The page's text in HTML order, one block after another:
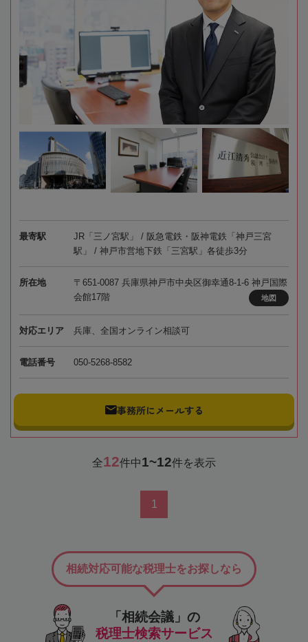
最寄駅
JR「三ノ宮駅」 / 阪急電鉄・阪神電鉄「神戸三宮
駅」 / 神戸市営地下鉄「三宮駅」各徒歩3分
所在地
〒651-0087 兵庫県神戸市中央区御幸通8-1-6 神戸国際
会館17階
地図
対応エリア 兵庫、全国オンライン相談可
電話番号 050-5268-8582
事務所にメールする
全12件中1~12件を表示
1
「相続会議」の
税理士検索サービス
相続対応可能な税理士をお探しなら